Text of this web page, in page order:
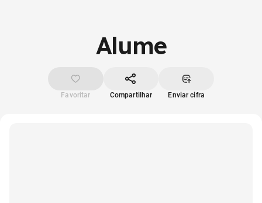
Alume
Favoritar Compartilhar Enviar cifra